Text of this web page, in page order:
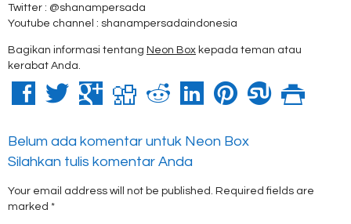
Twitter : @shanampersada
Youtube channel : shanampersadaindonesia
Bagikan informasi tentang Neon Box kepada teman atau
kerabat Anda.
Belum ada komentar untuk Neon Box
Silahkan tulis komentar Anda
Your email address will not be published. Required fields are
marked *